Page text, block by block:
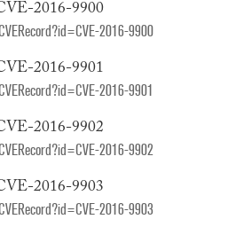
2016-9900
2016-9900
2016-9901
2016-9901
2016-9902
2016-9902
2016-9903
2016-9903